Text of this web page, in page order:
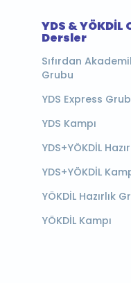
YDS & YÖKDİL
Dersler
Sıfırdan
Grubu
YDS Express
YDS Kampı
YDS+YÖKDİL
YDS+YÖKDİL
YÖKDİL Hazırlık
YÖKDİL Kampı